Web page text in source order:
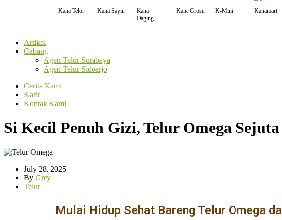
Kana Telor Kana Sayur
Kana
Daging
Kana Grosir K-Mini Kanamart
Artikel
Cabang
Agen Telur Surabaya
Agen Telur Sidoarjo
Cerita Kami
Karir
Kontak Kami
Si Kecil Penuh Gizi, Telur Omega
July 28, 2025
By Grey
Telur
Mulai Hidup Sehat Bareng Telur Omega